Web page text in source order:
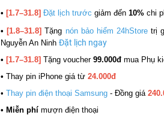
• [1.7–31.8] Đặt lịch trước giảm đến 10% chi
• [1.8–31.8] Tặng nón bảo hiểm 24hStore trị
Nguyễn An Ninh Đặt lịch ngay
• [1.7–31.8] Tặng voucher 99.000đ mua Phụ
• Thay pin iPhone giá từ 24.000đ
• Thay pin điện thoại Samsung - Đồng giá
• Miễn phí mượn điện thoại